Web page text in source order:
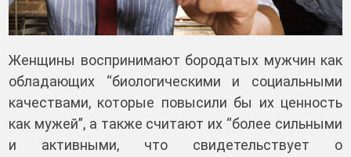
Женщины воспринимают бородатых мужчин как
обладающих “биологическими и социальными
качествами, которые повысили бы их ценность
как мужей”, а также считают их “более сильными
и активными, что свидетельствует о